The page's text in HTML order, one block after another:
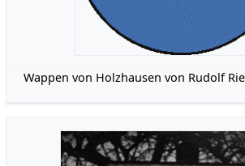
Wappen von Holzhausen von Rudolf